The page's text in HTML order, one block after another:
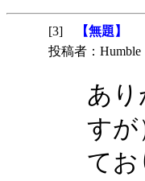
[3]
【無題】
投稿者：Humble
あ
すが
て